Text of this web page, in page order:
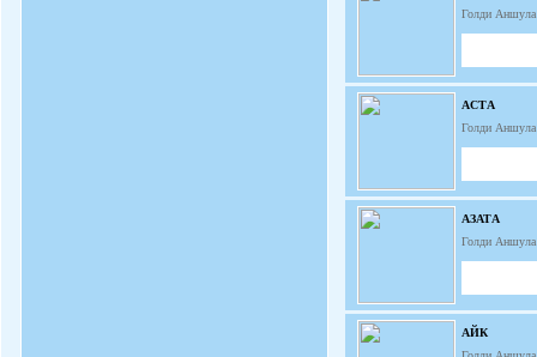
Голди
АСТА
Голди
АЗАТА
Голди
АЙК